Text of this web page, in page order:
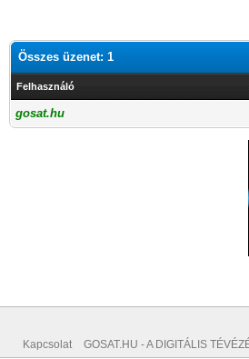
Összes üzenet: 1
Felhasználó
gosat.hu
Kapcsolat GOSAT.HU - A DIGITÁLIS